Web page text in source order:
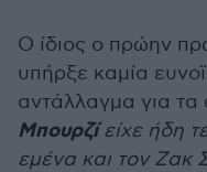
Ο ίδιος ο πρώην
υπήρξε καμία
αντάλλαγμα για τα
Μπουρζίείχε ήδη
εμένα και τον Ζακ